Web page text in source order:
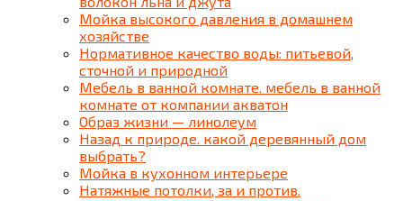
Мойка высокого давления в домашнем
хозяйстве
Нормативное качество воды: питьевой,
сточной и природной
Мебель в ванной комнате. мебель в ванной
комнате от компании акватон
Образ жизни — линолеум
Назад к природе. какой деревянный дом
выбрать?
Мойка в кухонном интерьере
Натяжные потолки, за и против.